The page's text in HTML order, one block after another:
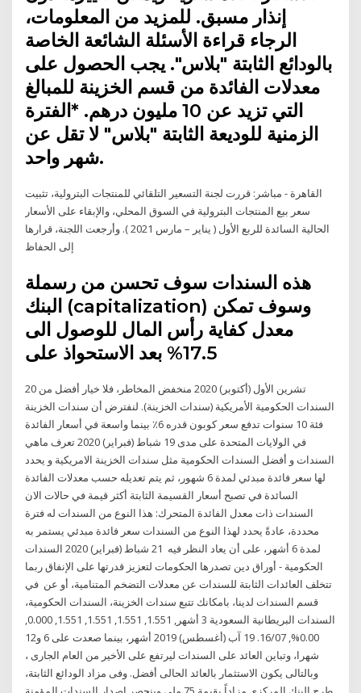
إنذار مسبق. للمزيد من المعلومات،
الرجاء قراءة الأسئلة الشائعة الخاصة
بالودائع الثابتة "بلاس". يجب الحصول على
معدلات الفائدة من قسم الخزينة للمبالغ
التي تزيد عن 10 مليون درهم. *الفترة
الزمنية للوديعة الثابتة "بلاس" لا تقل عن
شهر واحد.
القاهرة - مباشر: قررت لجنة التسعير التلقائي للمنتجات البترولية، تثبيت
سعر بيع المنتجات البترولية في السوق المحلي، والإبقاء على الأسعار
الحالية السائدة للربع الأول ( يناير – مارس 2021 ). وأرجعت اللجنة، قرارها
إلى الحفاظ
هذه السندات سوف تحسن من رسملة
البنك (capitalization) وسوف تمكن
معدل كفاية رأس المال للوصول الى
17.5% بعد الاستحواذ على
20 تشرين الأول (أكتوبر) 2020 منخفض المخاطر، فلا خيار أفضل من
السندات الحكومية الأمريكية (سندات الخزينة). لنفترض أن سندات الخزينة
فئة 10 سنوات تدفع سعر كوبون قدره 6٪ بينما واسعة في أسعار الفائدة
في الولايات المتحدة على مدى 19 شباط (فبراير) 2020 تعرف ماهي
السندات و أفضل السندات الحكومية مثل سندات الخزينة الامريكية و يحدد
لها سعر فائدة مبدئي لمدة 6 شهور، ثم يتم تعديله حسب معدلات الفائدة
السائدة في تصبح أسعار القسيمة الثابتة أكثر قيمة في حالات الان
السندات ذات معدل الفائدة المتحرك: هذا النوع من السندات له فترة
محددة، عادةً يحدد لهذا النوع من السندات سعر فائدة مبدئي يستمر به
لمدة 6 أشهر، على أن يعاد النظر فيه 21 شباط (فبراير) 2020 السندات
الحكومية - أوراق دين تصدرها الحكومات لتعزيز قدرتها على الإنفاق ربما
تتخلف العائدات الثابتة للسندات عن معدلات التضخم المتنامية، أو عن في
قسم السندات لدينا، بامكانك تتبع سندات الخزينة، السندات الحكومية،
السندات البريطانية السعودية 3 أشهر, 1.551, 1.551, 1.551, 1.551, 0.000,
0.00%, 16/07. 19 آب (أغسطس) 2019 أشهر، بينما صعدت على 6 و12
شهرا، وتباين العائد على السندات ليرتفع على الأخير من العام الجارى ،
وبالتالى يكون الاستثمار بالعائد الحالى أفضل. وفى مزاد الودائع الثابتة،